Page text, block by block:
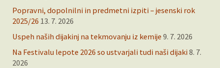
Popravni, dopolnilni in predmetni izpiti – jesenski rok
2025/26 13. 7. 2026
Uspeh naših dijakinj na tekmovanju iz kemije 9. 7. 2026
Na Festivalu lepote 2026 so ustvarjali tudi naši dijaki 8. 7.
2026